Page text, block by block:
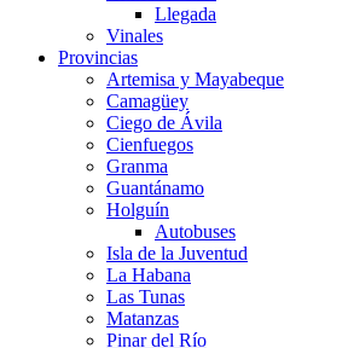
Llegada
Vinales
Provincias
Artemisa y Mayabeque
Camagüey
Ciego de Ávila
Cienfuegos
Granma
Guantánamo
Holguín
Autobuses
Isla de la Juventud
La Habana
Las Tunas
Matanzas
Pinar del Río